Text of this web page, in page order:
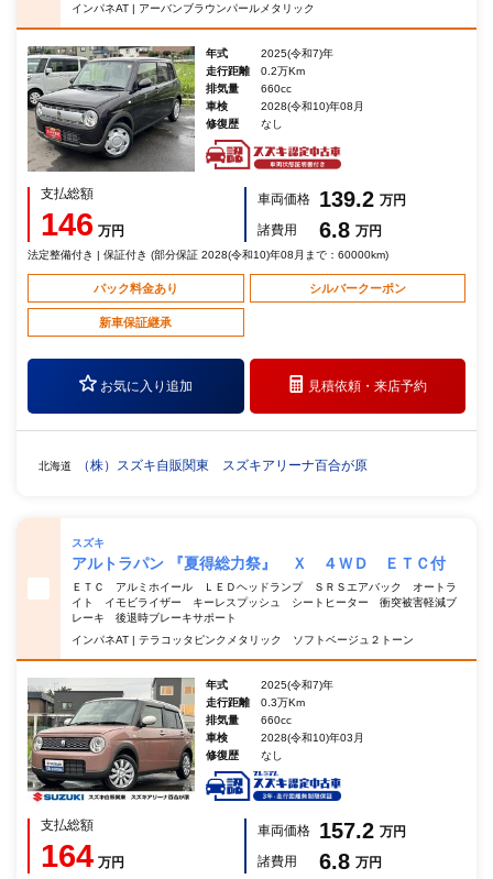
インパネAT | アーバンブラウンパールメタリック
年式
2025(令和7)年
走行距離
0.2万Km
排気量
660cc
車検
2028(令和10)年08月
修復歴
なし
支払総額
146 万円
車両価格 139.2 万円
諸費用
6.8 万円
法定整備付き | 保証付き (部分保証 2028(令和10)年08月まで：60000km)
パック料金あり シルバークーポン
新車保証継承
お気に入り追加 見積依頼・来店予約
北海道 （株）スズキ自販関東 スズキアリーナ百合が原
スズキ
アルトラパン 『夏得総力祭』 Ｘ ４ＷＤ ＥＴＣ付
ＥＴＣ アルミホイール ＬＥＤヘッドランプ ＳＲＳエアバック オートラ
イト イモビライザー キーレスプッシュ シートヒーター 衝突被害軽減ブ
レーキ 後退時ブレーキサポート
インパネAT | テラコッタピンクメタリック ソフトベージュ２トーン
年式
2025(令和7)年
走行距離
0.3万Km
排気量
660cc
車検
2028(令和10)年03月
修復歴
なし
支払総額
164 万円
車両価格 157.2 万円
諸費用
6.8 万円